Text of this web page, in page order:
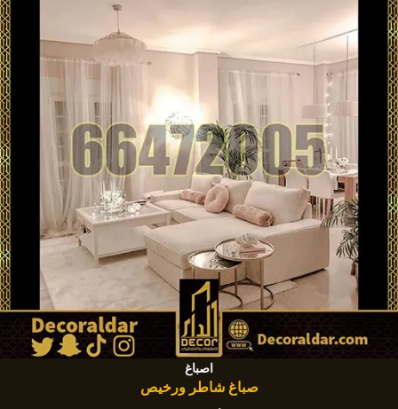
اصباغ
صباغ شاطر ورخيص